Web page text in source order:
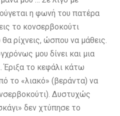
η φωνή του πατέρα
το κονσερβοκούτι
ρίχνεις, ώσπου να μάθεις.
μου δίνει και μια
το κεφάλι κάτω
το «λιακό» (βεράντα) να
Δυστυχώς
δεν χτύπησε το